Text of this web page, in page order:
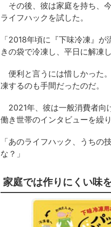
その後、彼は家庭を持ち、
ライフハックを試した。
「2018年頃に『下味冷凍』
きの袋で冷凍し、平日に解凍
便利と言うには惜しかった
凍するのも手間だったのだ。
2021年、彼は一般消費者向
働き世帯のインタビューを繰
「あのライフハック、うち
な？」
家庭では作りにくい味